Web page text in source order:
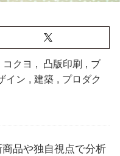
コクヨ , 凸版印刷 , ブ
イン , 建築 , プロダク
品や独自視点で分析